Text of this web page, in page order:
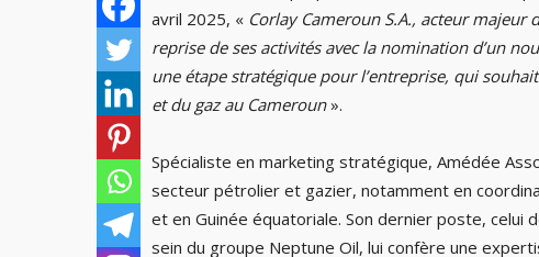
avril 2025, « Corlay Cameroun S.A., acteur majeur
reprise de ses activités avec la nomination d’un
une étape stratégique pour l’entreprise, qui
et du gaz au Cameroun».
Spécialiste en marketing stratégique, Amédée
secteur pétrolier et gazier, notamment en
et en Guinée équatoriale. Son dernier poste, celui
sein du groupe Neptune Oil, lui confère une